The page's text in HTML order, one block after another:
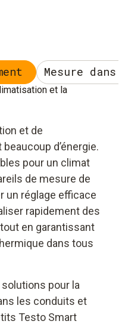
Mesure
et la
et de
d’énergie.
pour un climat
de mesure de
un réglage efficace
rapidement des
en garantissant
dans tous
pour la
les conduits et
Testo Smart